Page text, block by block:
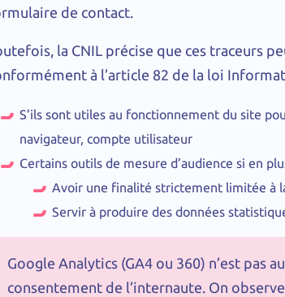
de contact.
la CNIL précise que ces traceurs
à l’article 82 de la loi
S’ils sont utiles au fonctionnement du site
navigateur, compte utilisateur
Certains outils de mesure d’audience si en
Avoir une finalité strictement limitée à
Servir à produire des données
Google Analytics (GA4 ou 360) n’est pas
consentement de l’internaute. On